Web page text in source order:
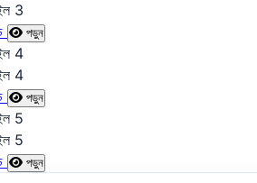
3
পড়ুন
4
4
পড়ুন
5
5
পড়ুন